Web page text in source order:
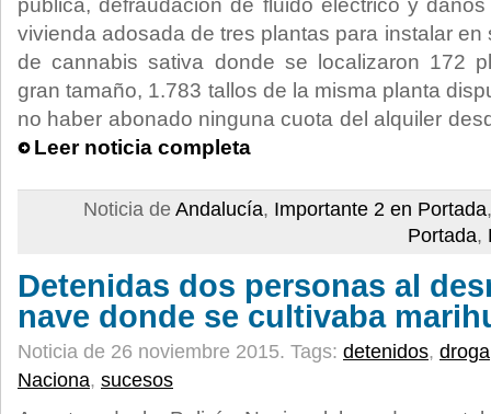
pública, defraudación de fluido eléctrico y
vivienda adosada de tres plantas para instalar en
de cannabis sativa donde se localizaron 172
gran tamaño, 1.783 tallos de la misma planta
no haber abonado ninguna cuota del alquiler
Leer noticia completa
Noticia de Andalucía, Importante 2 en Portada
Portada,
Detenidas dos personas al
nave donde se cultivaba
Noticia de 26 noviembre 2015. Tags: detenidos, droga
Naciona, sucesos